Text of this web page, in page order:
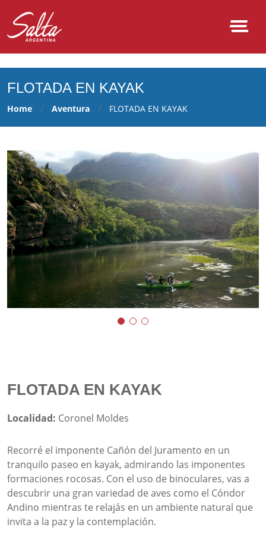
FLOTADA EN KAYAK
Home Aventura FLOTADA EN KAYAK
FLOTADA EN KAYAK
Localidad: Coronel Moldes
Recorré el imponente Cañón del Juramento en un
tranquilo paseo en kayak, admirando las imponentes
formaciones rocosas. Con el uso de binoculares, vas a
descubrir una gran variedad de aves como el Cóndor
Andino mientras te relajás en un ambiente natural que
invita a la paz y la contemplación.